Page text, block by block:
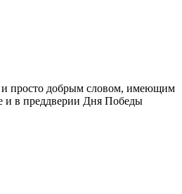
и просто добрым словом, имеющим
и в преддверии Дня Победы